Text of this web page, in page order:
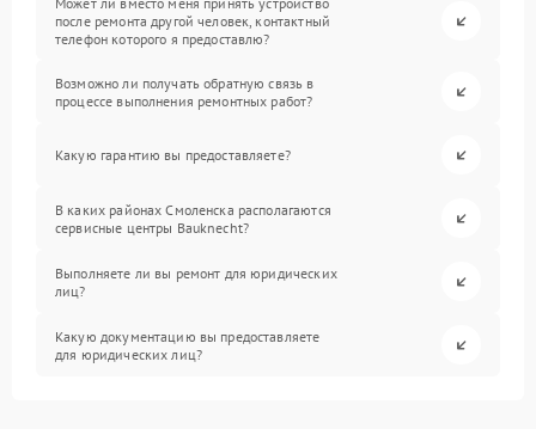
после ремонта другой человек, контактный
телефон которого я предоставлю?
Возможно ли получать обратную связь в
процессе выполнения ремонтных работ?
Какую гарантию вы предоставляете?
В каких районах Смоленска располагаются
сервисные центры Bauknecht?
Выполняете ли вы ремонт для юридических
лиц?
Какую документацию вы предоставляете
для юридических лиц?